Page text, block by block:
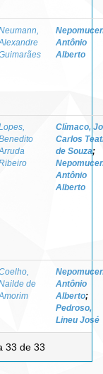
Antônio
Alberto
Clímaco,
Carlos
de Souza;
Antônio
Alberto
de
Antônio
Alberto;
Pedroso,
Lineu José
33 de 33